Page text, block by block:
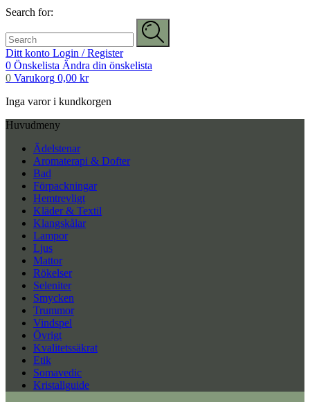
Search for:
Ditt konto Login / Register
0 Önskelista Ändra din önskelista
0 Varukorg 0,00 kr
Inga varor i kundkorgen
Huvudmeny
Ädelstenar
Aromaterapi & Dofter
Bad
Förpackningar
Hemtrevligt
Kläder & Textil
Klangskålar
Lampor
Ljus
Mattor
Rökelser
Seleniter
Smycken
Trummor
Vindspel
Övrigt
Kvalitetssäkrat
Etik
Somavedic
Kristallguide